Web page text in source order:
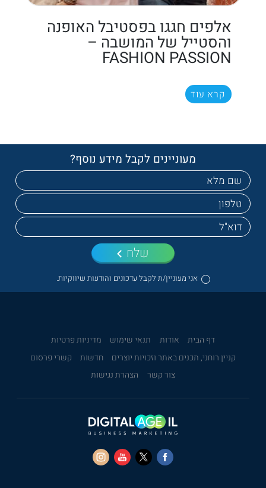
אלפים חגגו בפסטיבל האופנה
והסטייל של המושבה –
FASHION PASSION
קרא עוד
מעוניינים לקבל מידע נוסף?
אני מעוניין/ת לקבל עדכונים והודעות שיווקיות.
שלח
דף הבית אודות תנאי שימוש
מדיניות פרטיות
קניין רוחני, תכנים באתר וזכויות יוצרים
חדשות
קשרי פרסום
צור קשר
הצהרת נגישות